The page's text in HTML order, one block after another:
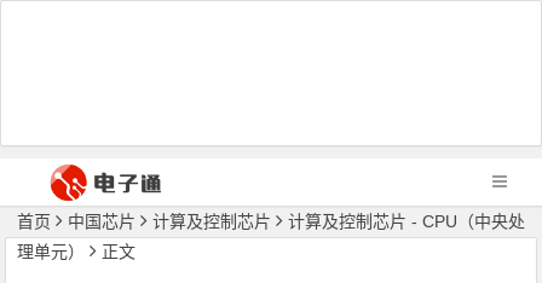
首页 中国芯片 计算及控制芯片
计算及控制芯片 - CPU（中央处
理单元）
正文